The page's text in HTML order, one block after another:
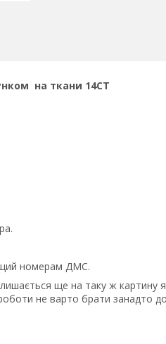
на ткани 14СТ
номерам ДМС.
ще на таку ж картину
не варто брати занадто